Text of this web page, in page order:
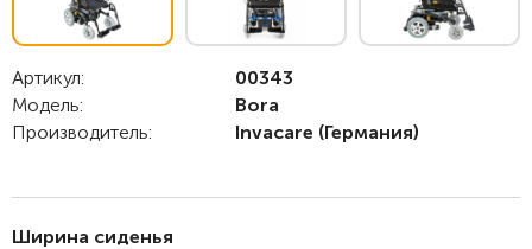
Артикул:
00343
Модель:
Bora
Производитель:
Invacare (Германия)
Ширина сиденья